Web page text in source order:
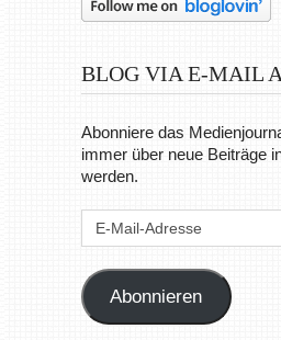
BLOG VIA E-MAIL
Abonniere das
immer über neue Beiträge
werden.
Abonnieren